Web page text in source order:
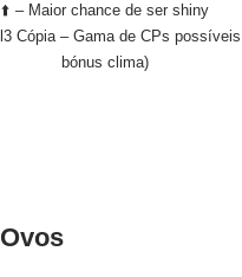
⬆️ – Maior chance de ser shiny
– Gama de CPs
bónus clima)
Ovos